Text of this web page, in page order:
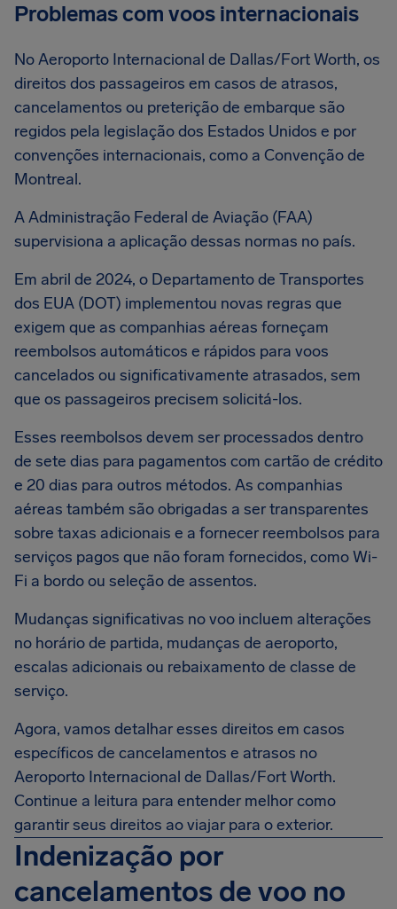
Problemas com voos internacionais
No Aeroporto Internacional de Dallas/Fort Worth, os
direitos dos passageiros em casos de atrasos,
cancelamentos ou preterição de embarque são
regidos pela legislação dos Estados Unidos e por
convenções internacionais, como a Convenção de
Montreal.
A Administração Federal de Aviação (FAA)
supervisiona a aplicação dessas normas no país.
Em abril de 2024, o Departamento de Transportes
dos EUA (DOT) implementou novas regras que
exigem que as companhias aéreas forneçam
reembolsos automáticos e rápidos para voos
cancelados ou significativamente atrasados, sem
que os passageiros precisem solicitá-los.
Esses reembolsos devem ser processados dentro
de sete dias para pagamentos com cartão de crédito
e 20 dias para outros métodos. As companhias
aéreas também são obrigadas a ser transparentes
sobre taxas adicionais e a fornecer reembolsos para
serviços pagos que não foram fornecidos, como Wi-
Fi a bordo ou seleção de assentos.
Mudanças significativas no voo incluem alterações
no horário de partida, mudanças de aeroporto,
escalas adicionais ou rebaixamento de classe de
serviço.
Agora, vamos detalhar esses direitos em casos
específicos de cancelamentos e atrasos no
Aeroporto Internacional de Dallas/Fort Worth.
Continue a leitura para entender melhor como
garantir seus direitos ao viajar para o exterior.
Indenização por
cancelamentos de voo no